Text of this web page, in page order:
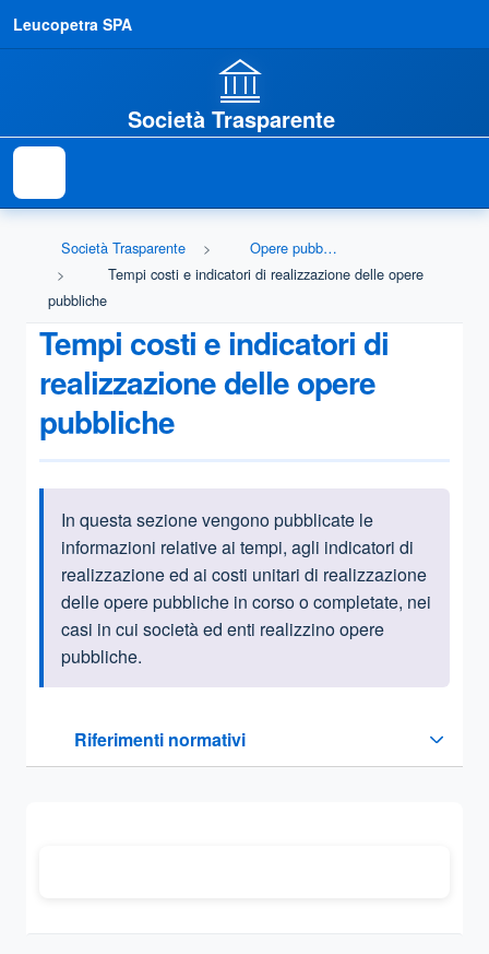
Leucopetra SPA
Società Trasparente
Società Trasparente
Opere pubbliche
Tempi costi e indicatori di realizzazione delle opere
pubbliche
Tempi costi e indicatori di
realizzazione delle opere
pubbliche
Informazioni introduttive
In questa sezione vengono pubblicate le
informazioni relative ai tempi, agli indicatori di
realizzazione ed ai costi unitari di realizzazione
delle opere pubbliche in corso o completate, nei
casi in cui società ed enti realizzino opere
pubbliche.
Riferimenti normativi
Sezione compressa